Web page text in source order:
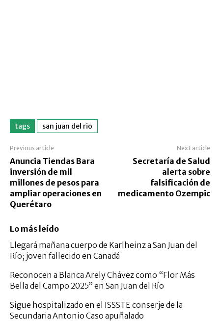
tags san juan del rio
Previous article
Anuncia Tiendas Bara
inversión de mil
millones de pesos para
ampliar operaciones en
Querétaro
Next article
Secretaría de Salud
alerta sobre
falsificación de
medicamento Ozempic
Lo más leído
Llegará mañana cuerpo de Karlheinz a San Juan del
Río; joven fallecido en Canadá
Reconocen a Blanca Arely Chávez como “Flor Más
Bella del Campo 2025” en San Juan del Río
Sigue hospitalizado en el ISSSTE conserje de la
Secundaria Antonio Caso apuñalado